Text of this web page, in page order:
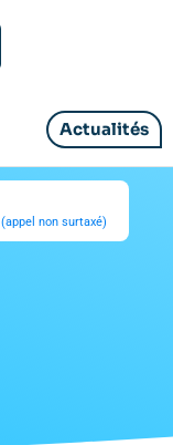
Actualités
(appel non surtaxé)